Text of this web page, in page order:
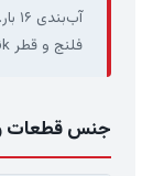
فلنج و قطر øk در کلاس PN16 با PN10 متفاوت است.
جنس قطعات